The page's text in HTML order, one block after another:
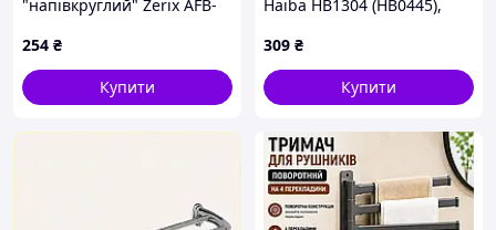
"напівкруглий" Zerix AFB-
254 ₴
Купити
Haiba HB1304 (HB0445),
309 ₴
Купити